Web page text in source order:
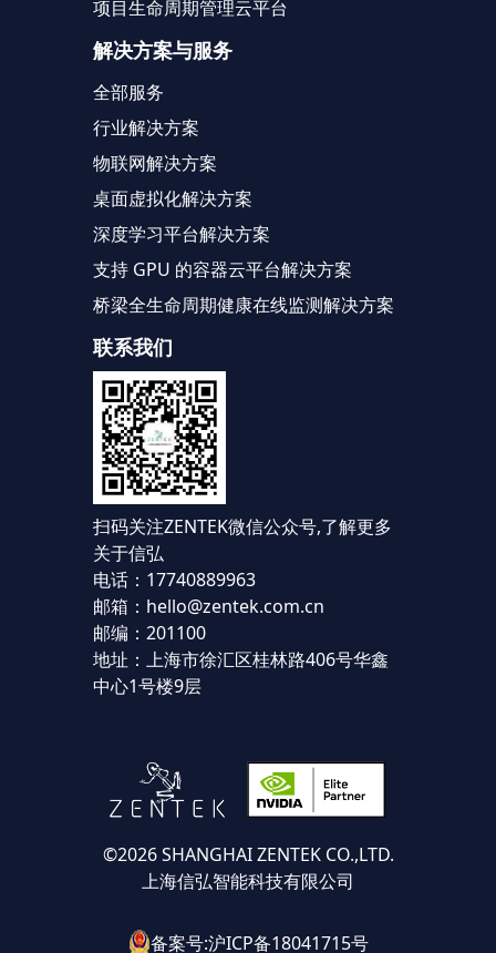
项目生命周期管理云平台
解决方案与服务
全部服务
行业解决方案
物联网解决方案
桌面虚拟化解决方案
深度学习平台解决方案
支持 GPU 的容器云平台解决方案
桥梁全生命周期健康在线监测解决方案
联系我们
扫码关注ZENTEK微信公众号,了解更多
关于信弘
电话：17740889963
邮箱：hello@zentek.com.cn
邮编：201100
地址：上海市徐汇区桂林路406号华鑫
中心1号楼9层
©2026 SHANGHAI ZENTEK CO.,LTD.
上海信弘智能科技有限公司
备案号:沪ICP备18041715号